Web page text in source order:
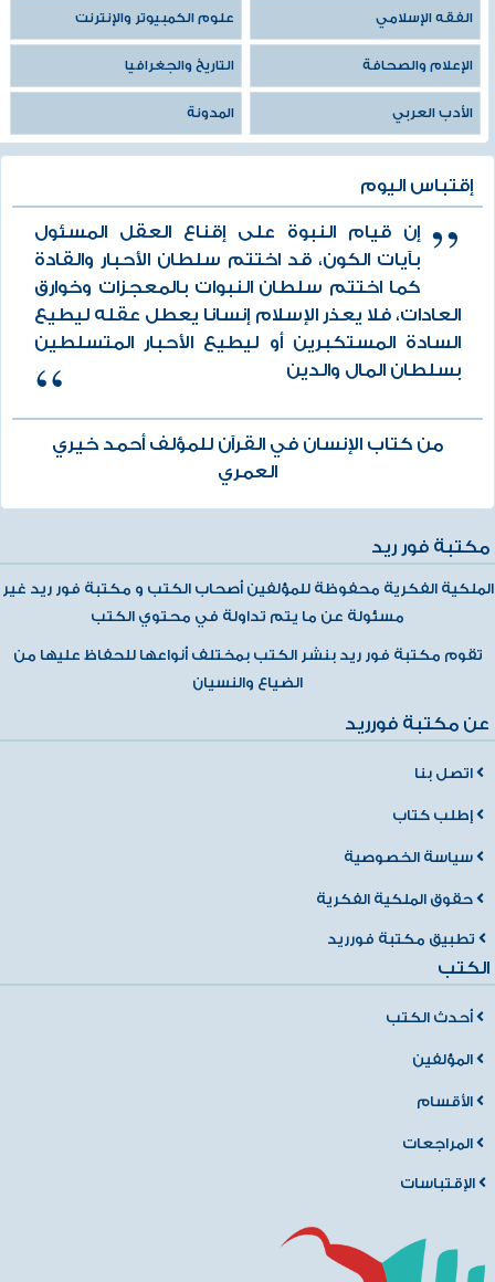
الفقه الإسلامي علوم الكمبيوتر والإنترنت
الإعلام والصحافة التاريخ والجغرافيا
الأدب العربي المدونة
إقتباس اليوم
إن قيام النبوة على إقناع العقل المسئول
بآيات الكون، قد اختتم سلطان الأحبار والقادة
كما اختتم سلطان النبوات بالمعجزات وخوارق
العادات، فلا يعذر الإسلام إنسانا يعطل عقله ليطيع
السادة المستكبرين أو ليطيع الأحبار المتسلطين
بسلطان المال والدين
من كتاب الإنسان في القرآن للمؤلف أحمد خيري
العمري
مكتبة فور ريد
الملكية الفكرية محفوظة للمؤلفين أصحاب الكتب و مكتبة فور ريد غير
مسئولة عن ما يتم تداولة في محتوي الكتب
تقوم مكتبة فور ريد بنشر الكتب بمختلف أنواعها للحفاظ عليها من
الضياع والنسيان
عن مكتبة فورريد
اتصل بنا
إطلب كتاب
سياسة الخصوصية
حقوق الملكية الفكرية
تطبيق مكتبة فورريد
الكتب
أحدث الكتب
المؤلفين
الأقسام
المراجعات
الإقتباسات